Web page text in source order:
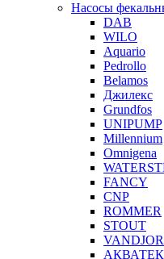
Насосы
DAB
WILO
Aquario
Pedrollo
Belamos
Джилекс
Grundfos
UNIPUMP
Millennium
Omnigena
FANCY
CNP
ROMMER
STOUT
АКВАТЕК